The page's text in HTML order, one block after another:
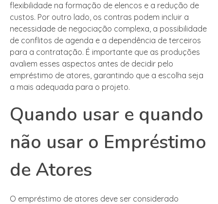
flexibilidade na formação de elencos e a redução de
custos. Por outro lado, os contras podem incluir a
necessidade de negociação complexa, a possibilidade
de conflitos de agenda e a dependência de terceiros
para a contratação. É importante que as produções
avaliem esses aspectos antes de decidir pelo
empréstimo de atores, garantindo que a escolha seja
a mais adequada para o projeto.
Quando usar e quando
não usar o Empréstimo
de Atores
O empréstimo de atores deve ser considerado